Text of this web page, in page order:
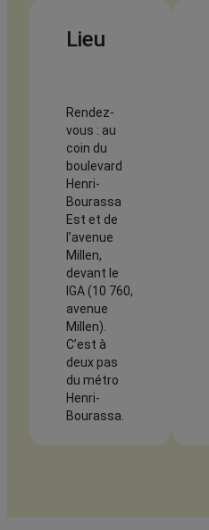
Lieu
Rendez-
vous : au
coin du
boulevard
Henri-
Bourassa
Est et de
l’avenue
Millen,
devant le
IGA (10 760,
avenue
Millen).
C’est à
deux pas
du métro
Henri-
Bourassa.